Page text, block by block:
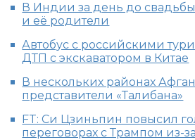
В Индии за день до
и её родители
Автобус с российскими
ДТП с экскаватором в Китае
В нескольких районах
представители «Талибана»
FT: Си Цзиньпин повысил
переговорах с Трампом из-